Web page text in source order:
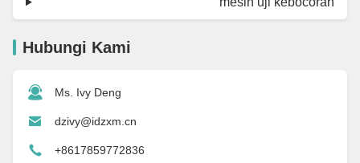
Hubungi Kami
Ms. Ivy Deng
dzivy@idzxm.cn
+8617859772836